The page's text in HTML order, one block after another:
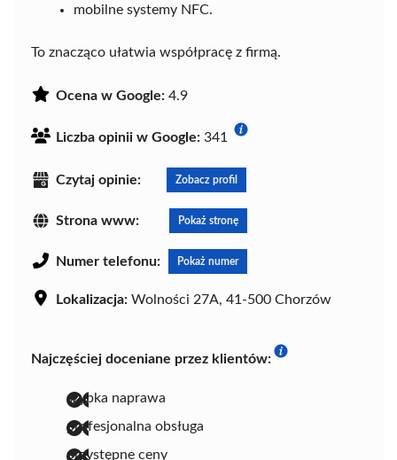
mobilne systemy NFC.
To znacząco ułatwia współpracę z firmą.
Ocena w Google: 4.9
Liczba opinii w Google: 341
Czytaj opinie: Zobacz profil
Strona www: Pokaż stronę
Numer telefonu: Pokaż numer
Lokalizacja: Wolności 27A, 41-500 Chorzów
Najczęściej doceniane przez klientów:
szybka naprawa
profesjonalna obsługa
przystępne ceny